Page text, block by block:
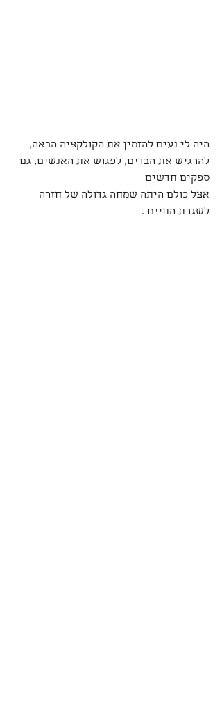
היה לי נעים להזמין את הקולקציה הבאה,
להרגיש את הבדים, לפגוש את האנשים, גם
ספקים חדשים
אצל כולם היתה שמחה גדולה של חזרה
לשגרת החיים .